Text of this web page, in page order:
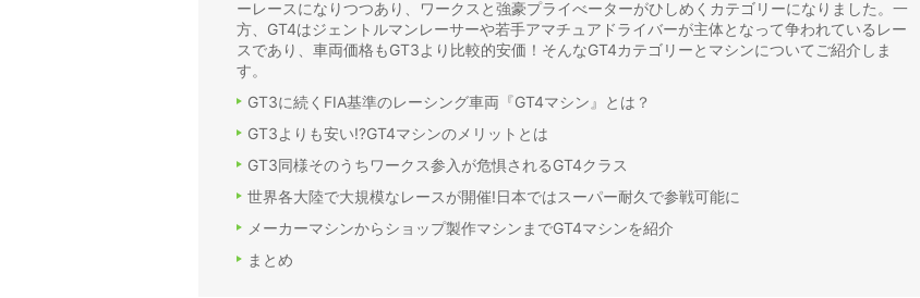
ーレースになりつつあり、ワークスと強豪プライべーターがひしめくカテゴリーになりました。一
方、GT4はジェントルマンレーサーや若手アマチュアドライバーが主体となって争われているレー
スであり、車両価格もGT3より比較的安価！そんなGT4カテゴリーとマシンについてご紹介しま
す。
GT3に続くFIA基準のレーシング車両『GT4マシン』とは？
GT3よりも安い!?GT4マシンのメリットとは
GT3同様そのうちワークス参入が危惧されるGT4クラス
世界各大陸で大規模なレースが開催!日本ではスーパー耐久で参戦可能に
メーカーマシンからショップ製作マシンまでGT4マシンを紹介
まとめ